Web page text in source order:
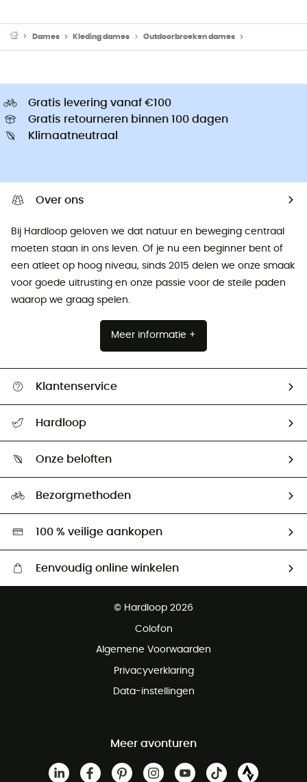
Dames Kleding dames Outdoorbroeken dames
Gratis levering vanaf €100
Gratis retourneren binnen 100 dagen
Klimaatneutraal
Over ons
Bij Hardloop geloven we dat natuur en beweging centraal
moeten staan ​​in ons leven. Of je nu een beginner bent of
een atleet op hoog niveau, sinds 2015 delen we onze smaak
voor goede uitrusting en onze passie voor de steile paden
waarop we graag spelen.
Meer informatie +
Klantenservice
Mijn zending volgen
Retourzendingen & Terugbetalingen
Hardloop
Ambassadeurs
Onze beloften
Hardgreen
Bezorgmethoden
100 % veilige aankopen
Eenvoudig online winkelen
Gratis retourneren binnen 100 dagen
© Hardloop 2026
Colofon
Algemene Voorwaarden
Privacyverklaring
Data-instellingen
Meer avonturen